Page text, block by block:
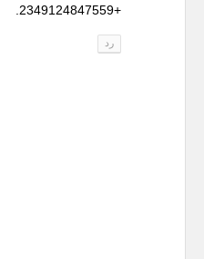
+2349124847559.
رد